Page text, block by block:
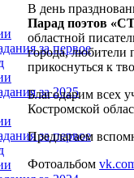
за первое
за 2025
за первое
В день
Парад поэтов
областной
города, любители
прикоснуться к
Благодарим всех
Костромской
Предлагаем
Фотоальбом